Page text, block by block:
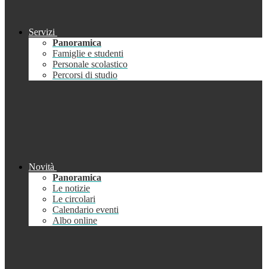
Servizi
Panoramica
Famiglie e studenti
Personale scolastico
Percorsi di studio
Novità
Panoramica
Le notizie
Le circolari
Calendario eventi
Albo online